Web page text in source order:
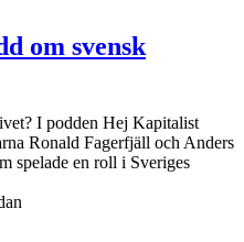
om svensk
I podden Hej Kapitalist
Ronald Fagerfjäll och Anders
spelade en roll i Sveriges